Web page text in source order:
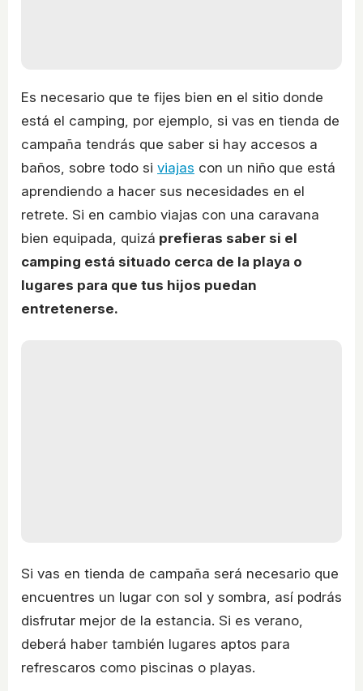
Es necesario que te fijes bien en el sitio donde
está el camping, por ejemplo, si vas en tienda de
campaña tendrás que saber si hay accesos a
baños, sobre todo si viajas con un niño que está
aprendiendo a hacer sus necesidades en el
retrete. Si en cambio viajas con una caravana
bien equipada, quizá prefieras saber si el
camping está situado cerca de la playa o
lugares para que tus hijos puedan
entretenerse.
Si vas en tienda de campaña será necesario que
encuentres un lugar con sol y sombra, así podrás
disfrutar mejor de la estancia. Si es verano,
deberá haber también lugares aptos para
refrescaros como piscinas o playas.